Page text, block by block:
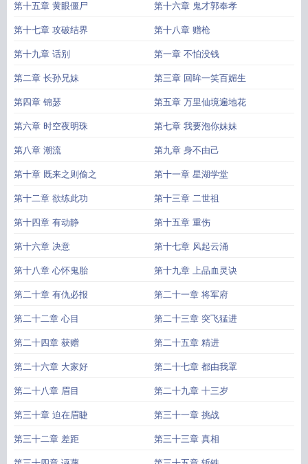
第十五章 黄眼僵尸 第十六章 鬼才郭奉孝
第十七章 攻破结界 第十八章 赠枪
第十九章 话别 第一章 不怕没钱
第二章 长孙兄妹 第三章 回眸一笑百媚生
第四章 锦瑟 第五章 万里仙境遍地花
第六章 时空夜明珠 第七章 我要泡你妹妹
第八章 潮流 第九章 身不由己
第十章 既来之则偷之 第十一章 星湖学堂
第十二章 欲练此功 第十三章 二世祖
第十四章 有动静 第十五章 重伤
第十六章 决意 第十七章 风起云涌
第十八章 心怀鬼胎 第十九章 上品血灵诀
第二十章 有仇必报 第二十一章 将军府
第二十二章 心目 第二十三章 突飞猛进
第二十四章 获赠 第二十五章 精进
第二十六章 大家好 第二十七章 都由我罩
第二十八章 眉目 第二十九章 十三岁
第三十章 迫在眉睫 第三十一章 挑战
第三十二章 差距 第三十三章 真相